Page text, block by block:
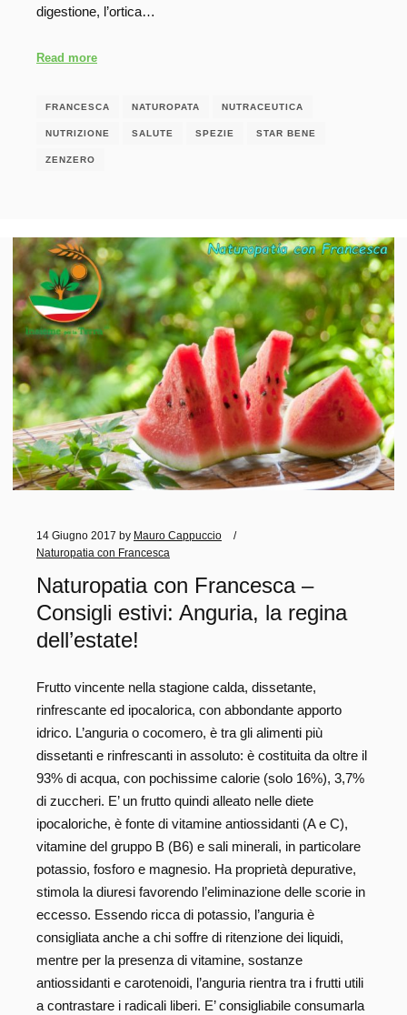
digestione, l’ortica…
Read more
FRANCESCA NATUROPATA NUTRACEUTICA
NUTRIZIONE SALUTE SPEZIE STAR BENE
ZENZERO
14 Giugno 2017 by Mauro Cappuccio
Naturopatia con Francesca
Naturopatia con Francesca –
Consigli estivi: Anguria, la regina
dell’estate!
Frutto vincente nella stagione calda, dissetante,
rinfrescante ed ipocalorica, con abbondante apporto
idrico. L’anguria o cocomero, è tra gli alimenti più
dissetanti e rinfrescanti in assoluto: è costituita da oltre il
93% di acqua, con pochissime calorie (solo 16%), 3,7%
di zuccheri. E’ un frutto quindi alleato nelle diete
ipocaloriche, è fonte di vitamine antiossidanti (A e C),
vitamine del gruppo B (B6) e sali minerali, in particolare
potassio, fosforo e magnesio. Ha proprietà depurative,
stimola la diuresi favorendo l’eliminazione delle scorie in
eccesso. Essendo ricca di potassio, l’anguria è
consigliata anche a chi soffre di ritenzione dei liquidi,
mentre per la presenza di vitamine, sostanze
antiossidanti e carotenoidi, l’anguria rientra tra i frutti utili
a contrastare i radicali liberi. E’ consigliabile consumarla